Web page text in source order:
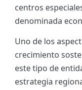
ES
centros
denominada
Uno de los
crecimiento
este tipo de
estrategia